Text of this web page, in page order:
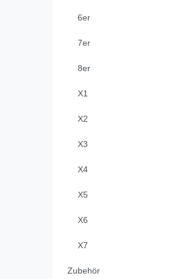
6er
7er
8er
X1
X2
X3
X4
X5
X6
X7
Zubehör